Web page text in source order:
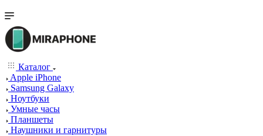
Каталог
Apple iPhone
Samsung Galaxy
Ноутбуки
Умные часы
Планшеты
Наушники и гарнитуры